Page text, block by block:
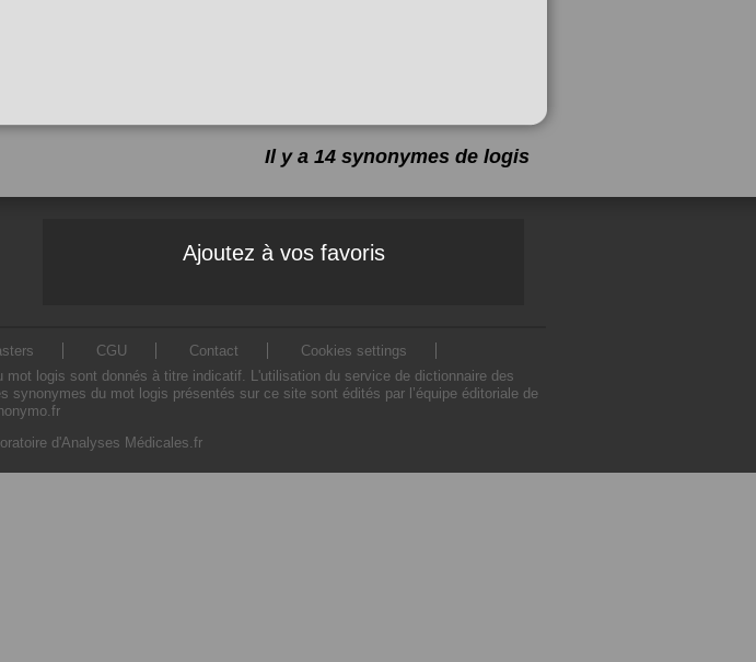
Il y a 14 synonymes de logis
Ajoutez à vos favoris
CGU Contact
Cookies settings
logis sont donnés à titre indicatif. L'utilisation du service de dictionnaire des
du mot logis présentés sur ce site sont édités par l’équipe éditoriale de
d'Analyses Médicales.fr